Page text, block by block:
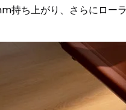
持ち上がり、さらにロ